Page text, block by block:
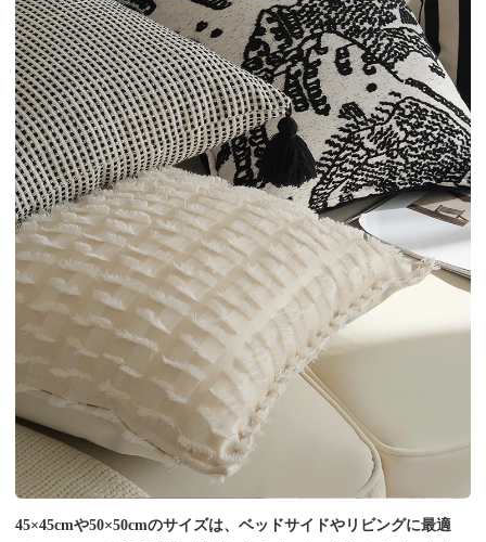
45×45cmや50×50cmのサイズは、ベッドサイドやリビングに最適